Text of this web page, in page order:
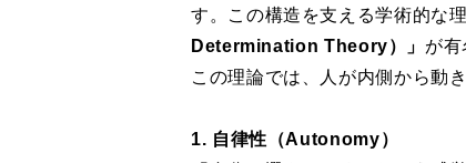
す。この構造を支える学術的な
Determination Theory）」 が有
この理論では、人が内側から動
1. 自律性（Autonomy）